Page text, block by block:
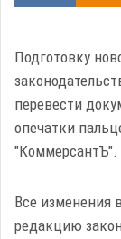
Подготовку
перевести
опечатки
"КоммерсантЪ".
Все изменения
редакцию